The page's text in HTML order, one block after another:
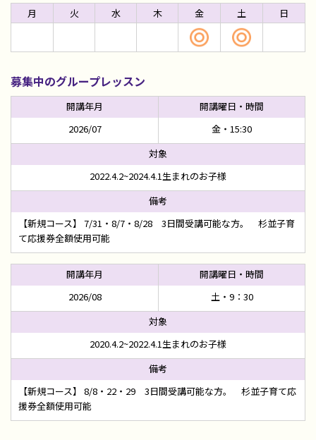
月 火 水 木 金 土 日
募集中のグループレッスン
2026/07 金・15:30
2022.4.2~2024.4.1生まれのお子様
【新規コース】 7/31・8/7・8/28 3日間受講可能な方。 杉並子育
て応援券全額使用可能
2026/08 土・9：30
2020.4.2~2022.4.1生まれのお子様
【新規コース】 8/8・22・29 3日間受講可能な方。 杉並子育て応
援券全額使用可能